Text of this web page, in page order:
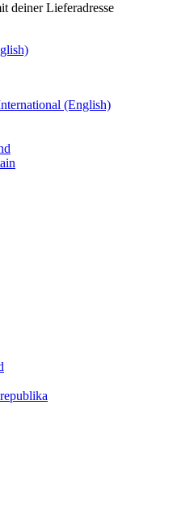
deiner Lieferadresse
(English)